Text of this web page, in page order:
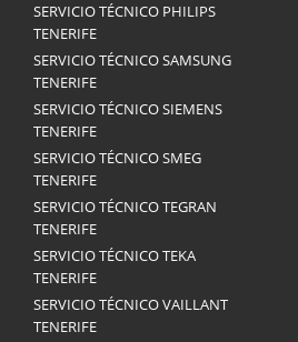
SERVICIO TÉCNICO PHILIPS
TENERIFE
SERVICIO TÉCNICO SAMSUNG
TENERIFE
SERVICIO TÉCNICO SIEMENS
TENERIFE
SERVICIO TÉCNICO SMEG
TENERIFE
SERVICIO TÉCNICO TEGRAN
TENERIFE
SERVICIO TÉCNICO TEKA
TENERIFE
SERVICIO TÉCNICO VAILLANT
TENERIFE